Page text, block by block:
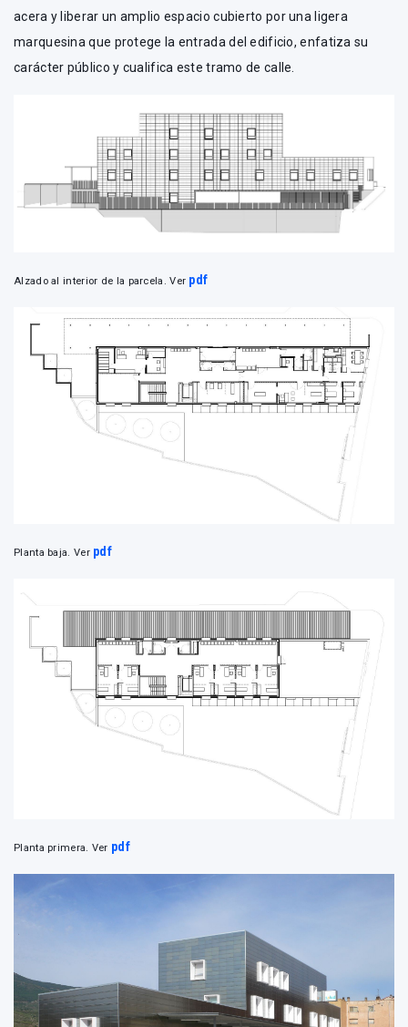
acera y liberar un amplio espacio cubierto por una ligera
marquesina que protege la entrada del edificio, enfatiza su
carácter público y cualifica este tramo de calle.
Alzado al interior de la parcela. Ver pdf
Planta baja. Ver pdf
Planta primera. Ver pdf